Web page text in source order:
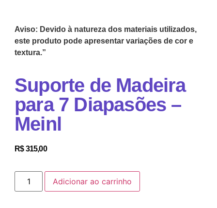
Aviso: Devido à natureza dos materiais utilizados,
este produto pode apresentar variações de cor e
textura.”
Suporte de Madeira
para 7 Diapasões –
Meinl
R$315,00
Adicionar ao carrinho